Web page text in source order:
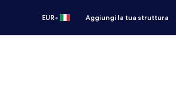
EUR• Aggiungi la tua struttura